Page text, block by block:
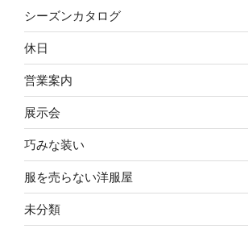
シーズンカタログ
休日
営業案内
展示会
巧みな装い
服を売らない洋服屋
未分類